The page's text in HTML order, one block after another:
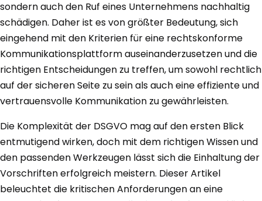
sondern auch den Ruf eines Unternehmens nachhaltig
schädigen. Daher ist es von größter Bedeutung, sich
eingehend mit den Kriterien für eine rechtskonforme
Kommunikationsplattform auseinanderzusetzen und die
richtigen Entscheidungen zu treffen, um sowohl rechtlich
auf der sicheren Seite zu sein als auch eine effiziente und
vertrauensvolle Kommunikation zu gewährleisten.
Die Komplexität der DSGVO mag auf den ersten Blick
entmutigend wirken, doch mit dem richtigen Wissen und
den passenden Werkzeugen lässt sich die Einhaltung der
Vorschriften erfolgreich meistern. Dieser Artikel
beleuchtet die kritischen Anforderungen an eine